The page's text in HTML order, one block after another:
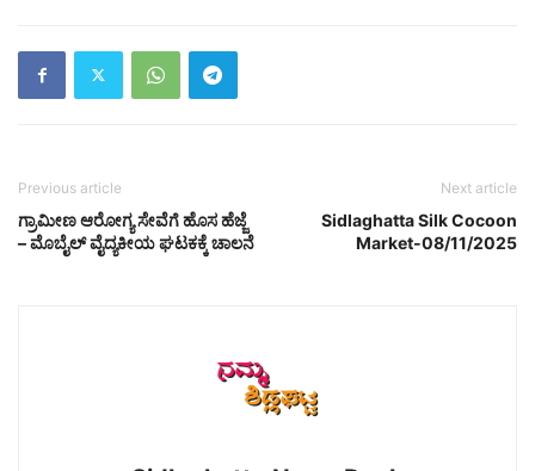
Previous article
ಗ್ರಾಮೀಣ ಆರೋಗ್ಯ ಸೇವೆಗೆ ಹೊಸ ಹೆಜ್ಜೆ
– ಮೊಬೈಲ್ ವೈದ್ಯಕೀಯ ಘಟಕಕ್ಕೆ ಚಾಲನೆ
Next article
Sidlaghatta Silk Cocoon
Market-08/11/2025